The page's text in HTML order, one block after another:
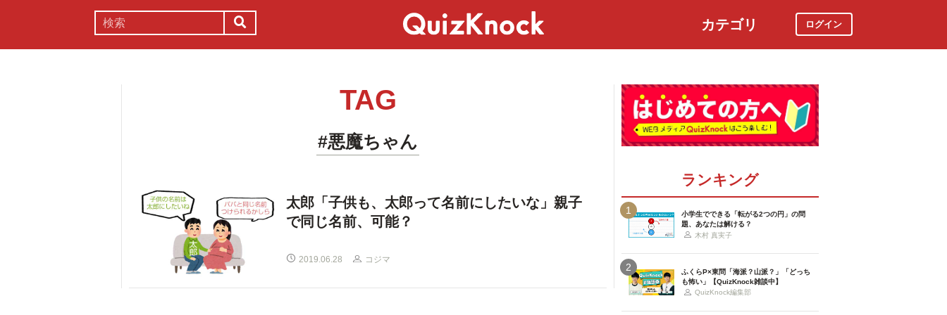
カテゴリ ログイン
TAG
#悪魔ちゃん
太郎「子供も、太郎って名前にしたいな」親子
で同じ名前、可能？
2019.06.28 コジマ
ランキング
1
小学生でできる「転がる2つの円」の問
題、あなたは解ける？
木村 真実子
2
ふくらP×東問「海派？山派？」「どっち
も怖い」【QuizKnock雑談中】
QuizKnock編集部